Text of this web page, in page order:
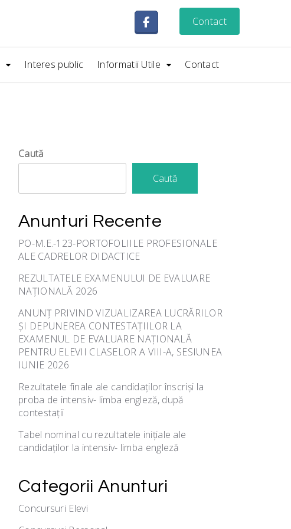
Contact
Interes public Informatii Utile Contact
Caută
Caută
Anunturi Recente
PO-M.E.-123-PORTOFOLIILE PROFESIONALE
ALE CADRELOR DIDACTICE
REZULTATELE EXAMENULUI DE EVALUARE
NAȚIONALĂ 2026
ANUNȚ PRIVIND VIZUALIZAREA LUCRĂRILOR
ȘI DEPUNEREA CONTESTAȚIILOR LA
EXAMENUL DE EVALUARE NAȚIONALĂ
PENTRU ELEVII CLASELOR A VIII-A, SESIUNEA
IUNIE 2026
Rezultatele finale ale candidaților înscriși la
proba de intensiv- limba engleză, după
contestații
Tabel nominal cu rezultatele inițiale ale
candidaților la intensiv- limba engleză
Categorii Anunturi
Concursuri Elevi